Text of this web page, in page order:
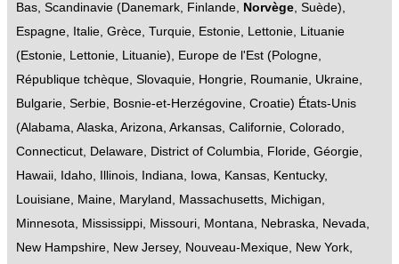
Bas, Scandinavie (Danemark, Finlande, Norvège, Suède),
Espagne, Italie, Grèce, Turquie, Estonie, Lettonie, Lituanie
(Estonie, Lettonie, Lituanie), Europe de l'Est (Pologne,
République tchèque, Slovaquie, Hongrie, Roumanie, Ukraine,
Bulgarie, Serbie, Bosnie-et-Herzégovine, Croatie) États-Unis
(Alabama, Alaska, Arizona, Arkansas, Californie, Colorado,
Connecticut, Delaware, District of Columbia, Floride, Géorgie,
Hawaii, Idaho, Illinois, Indiana, Iowa, Kansas, Kentucky,
Louisiane, Maine, Maryland , Massachusetts, Michigan,
Minnesota, Mississippi, Missouri, Montana, Nebraska, Nevada,
New Hampshire, New Jersey, Nouveau-Mexique, New York,